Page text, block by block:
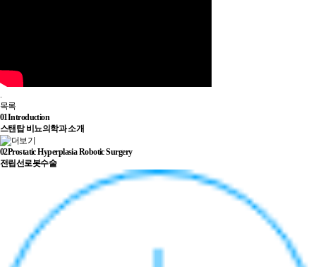
.
목록
01Introduction
스탠탑 비뇨의학과 소개
02Prostatic Hyperplasia Robotic Surgery
전립선로봇수술